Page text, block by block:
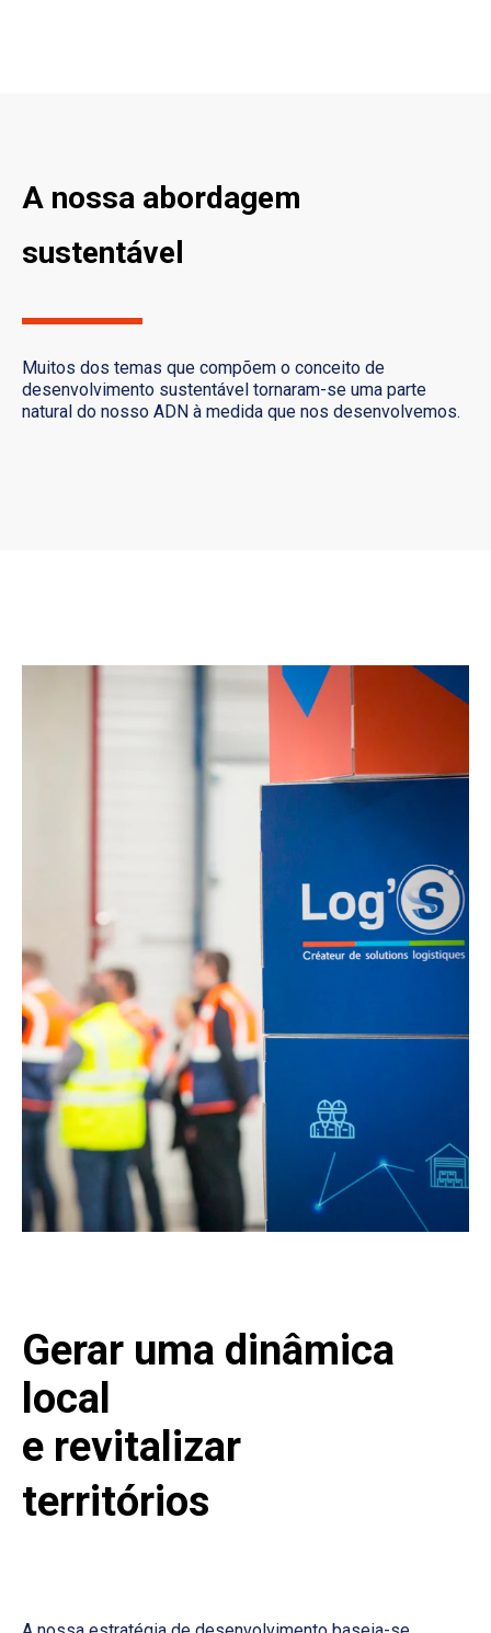
A nossa abordagem
sustentável
Muitos dos temas que compõem o conceito de
desenvolvimento sustentável tornaram-se uma parte
natural do nosso ADN à medida que nos desenvolvemos.
Gerar uma dinâmica
local
e revitalizar
territórios